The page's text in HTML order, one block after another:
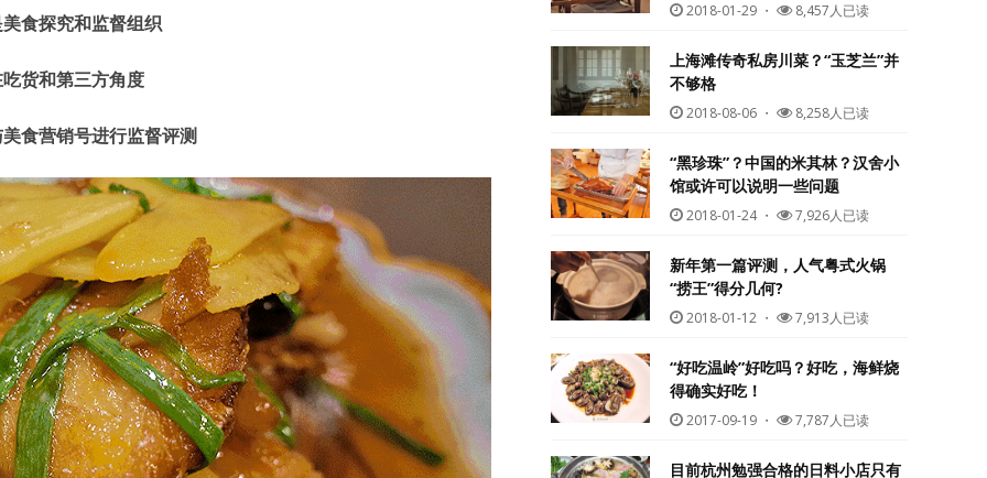
食探究和监督组织
货和第三方角度
食营销号进行监督评测
2018-01-29 ・ 8,457人已读
上海滩传奇私房川菜？“玉芝兰”并
不够格
2018-08-06 ・ 8,258人已读
“黑珍珠”？中国的米其林？汉舍小
馆或许可以说明一些问题
2018-01-24・ 7,926人已读
新年第一篇评测，人气粤式火锅
“捞王”得分几何?
2018-01-12 ・ 7,913人已读
“好吃温岭”好吃吗？好吃，海鲜烧
得确实好吃！
2017-09-19 ・ 7,787人已读
目前杭州勉强合格的日料小店只有